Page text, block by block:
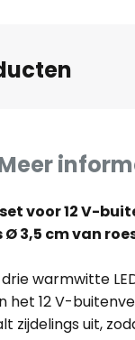
voor 12 V-
3,5 cm van
warmwitte
het 12 V-
zijdelings uit,